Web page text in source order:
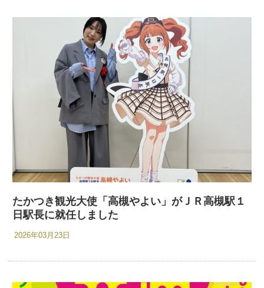
たかつき観光大使「高槻やよい」がＪＲ高槻駅１
日駅長に就任しました
2026年03月23日